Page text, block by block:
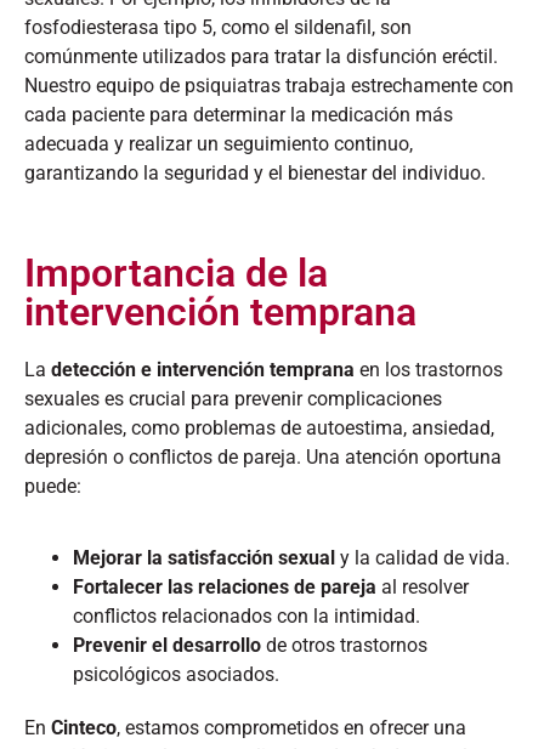
fosfodiesterasa tipo 5, como el sildenafil, son
comúnmente utilizados para tratar la disfunción eréctil.
Nuestro equipo de psiquiatras trabaja estrechamente con
cada paciente para determinar la medicación más
adecuada y realizar un seguimiento continuo,
garantizando la seguridad y el bienestar del individuo.​
Importancia de la
intervención temprana
La detección e intervención temprana en los trastornos
sexuales es crucial para prevenir complicaciones
adicionales, como problemas de autoestima, ansiedad,
depresión o conflictos de pareja. Una atención oportuna
puede:​
Mejorar la satisfacción sexual y la calidad de vida.​
Fortalecer las relaciones de pareja al resolver
conflictos relacionados con la intimidad.​
Prevenir el desarrollo de otros trastornos
psicológicos asociados.​
En Cinteco, estamos comprometidos en ofrecer una